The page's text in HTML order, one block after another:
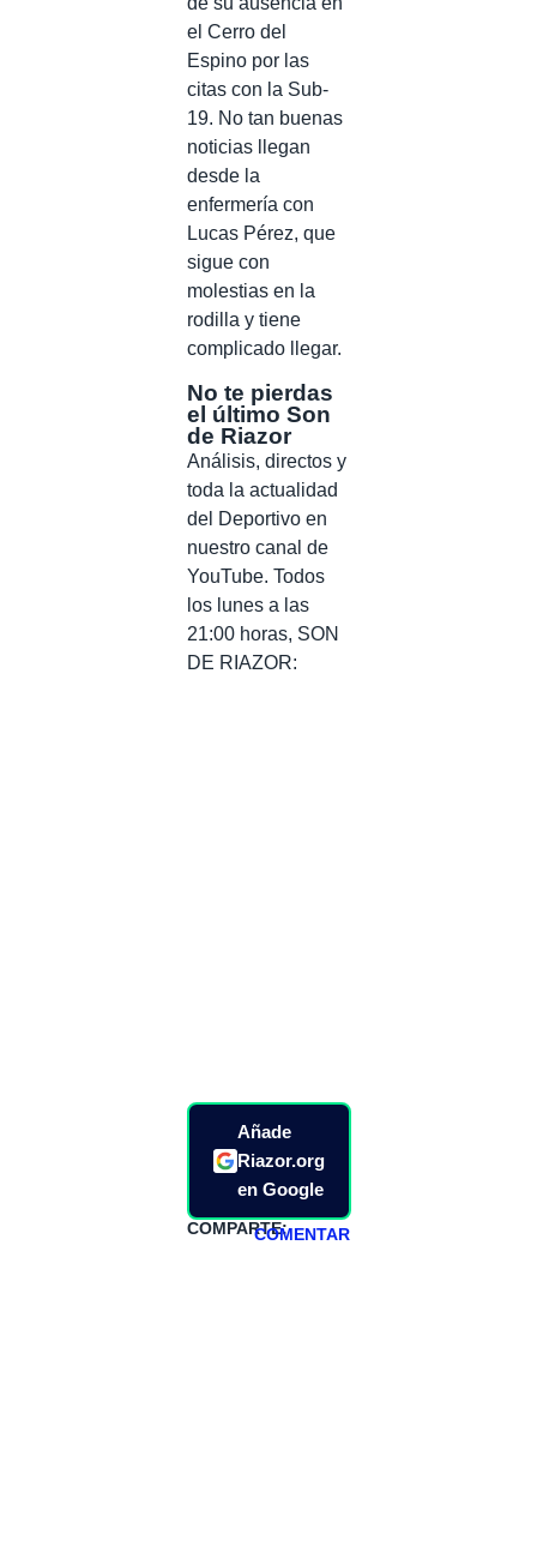
el Cerro del
Espino por las
citas con la Sub-
19. No tan buenas
noticias llegan
desde la
enfermería con
Lucas Pérez, que
sigue con
molestias en la
rodilla y tiene
complicado llegar.
No te pierdas
el último Son
de Riazor
Análisis, directos y
toda la actualidad
del Deportivo en
nuestro canal de
YouTube. Todos
los lunes a las
21:00 horas, SON
DE RIAZOR:
Añade
Riazor.org
en Google
COMPARTE:COMENTAR